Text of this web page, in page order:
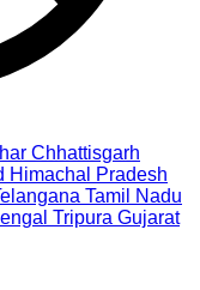
Chhattisgarh
Himachal Pradesh
Tamil Nadu
Tripura Gujarat